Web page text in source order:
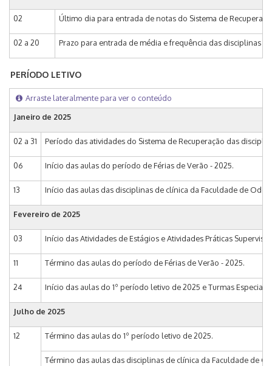
02 Último dia para entrada de notas do Sistema de
02 a 20 Prazo para entrada de média e frequência das disciplinas
PERÍODO LETIVO
Arraste lateralmente para ver o conteúdo
Janeiro de 2025
02 a 31 Período das atividades do Sistema de Recuperação das
06 Início das aulas do período de Férias de Verão - 2025.
13 Início das aulas das disciplinas de clínica da Faculdade de
Fevereiro de 2025
03 Início das Atividades de Estágios e Atividades Práticas
11 Término das aulas do período de Férias de Verão - 2025.
24 Início das aulas do 1º período letivo de 2025 e Turmas Especiais
Julho de 2025
12 Término das aulas do 1º período letivo de 2025.
Término das aulas das disciplinas de clínica da Faculdade de